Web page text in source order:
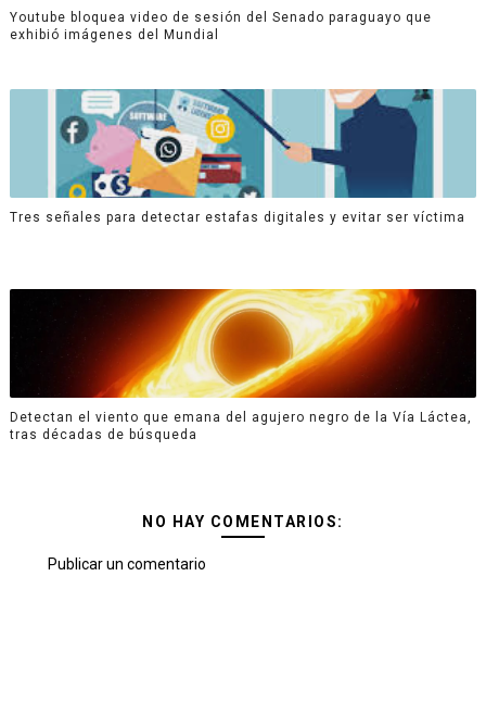
Youtube bloquea video de sesión del Senado paraguayo que
exhibió imágenes del Mundial
Tres señales para detectar estafas digitales y evitar ser víctima
Detectan el viento que emana del agujero negro de la Vía Láctea,
tras décadas de búsqueda
NO HAY COMENTARIOS:
Publicar un comentario